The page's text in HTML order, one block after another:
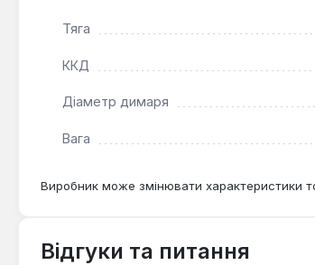
Тяга
ККД
Діаметр димаря
Вага
Виробник може змінювати характеристики
Відгуки та питання